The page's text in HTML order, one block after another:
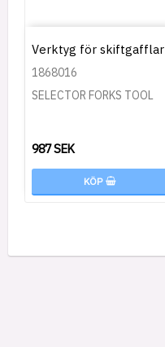
Verktyg för skiftgafflar
1868016
SELECTOR FORKS TOOL
987 SEK
KÖP